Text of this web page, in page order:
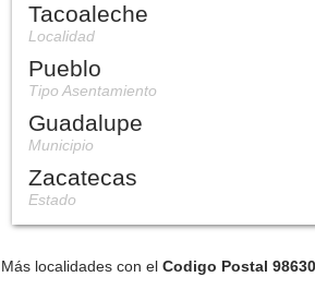
Tacoaleche
Localidad
Pueblo
Tipo Asentamiento
Guadalupe
Municipio
Zacatecas
Estado
Más localidades con el Codigo Postal 98630